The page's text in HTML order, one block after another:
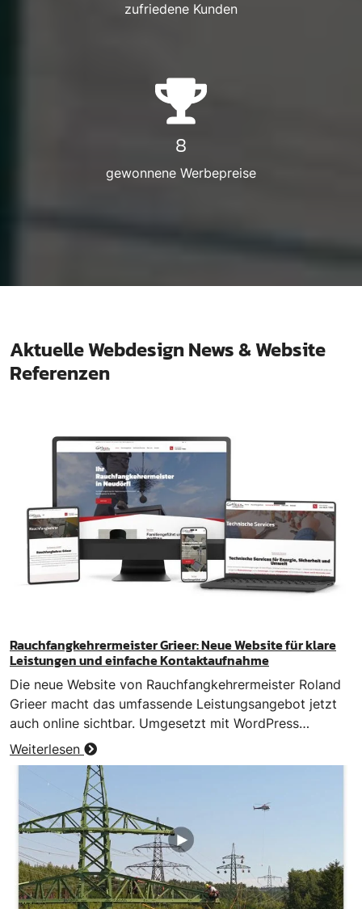
zufriedene Kunden
8
gewonnene Werbepreise
Aktuelle Webdesign News & Website
Referenzen
Rauchfangkehrermeister Grieer: Neue Website für klare
Leistungen und einfache Kontaktaufnahme
Die neue Website von Rauchfangkehrermeister Roland
Grieer macht das umfassende Leistungsangebot jetzt
auch online sichtbar. Umgesetzt mit WordPress…
Weiterlesen